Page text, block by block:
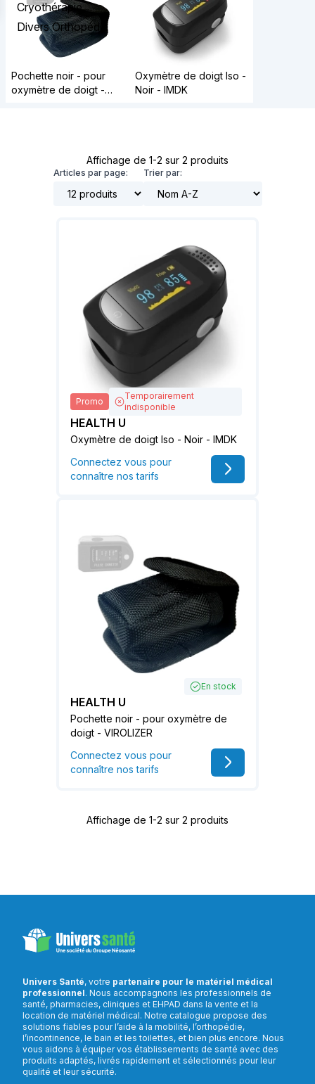
Cryothérapie
Divers Orthopédie
Pochette noir - pour
oxymètre de doigt -
Oxymètre de doigt Iso -
Noir - IMDK
Affichage de 1-2 sur 2 produits
Articles par page: Trier par:
Promo
Temporairement
indisponible
HEALTH U
Oxymètre de doigt Iso - Noir - IMDK
Connectez vous pour
connaître nos tarifs
En stock
HEALTH U
Pochette noir - pour oxymètre de
doigt - VIROLIZER
Connectez vous pour
connaître nos tarifs
Affichage de 1-2 sur 2 produits
Univers Santé, votre partenaire pour le matériel médical
professionnel. Nous accompagnons les professionnels de
santé, pharmacies, cliniques et EHPAD dans la vente et la
location de matériel médical. Notre catalogue propose des
solutions fiables pour l’aide à la mobilité, l’orthopédie,
l’incontinence, le bain et les toilettes, et bien plus encore. Nous
vous aidons à équiper vos établissements de santé avec des
produits adaptés, livrés rapidement et sélectionnés pour leur
qualité et leur sécurité.